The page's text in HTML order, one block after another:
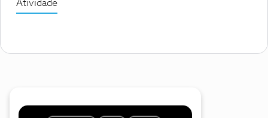
Atividade